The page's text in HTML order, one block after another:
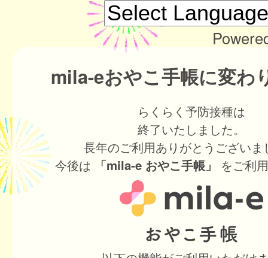
mila-eおやこ手帳に変わ
らくらく予防接種は
終了いたしました。
長年のご利用ありがとうございま
今後は
「mila-e おやこ手帳」 をご利